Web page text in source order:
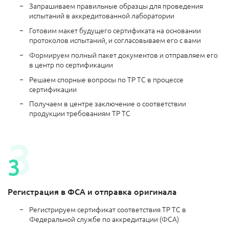
Запрашиваем правильные образцы для проведения
испытаний в аккредитованной лаборатории
Готовим макет будущего сертификата на основании
протоколов испытаний, и согласовываем его с вами
Формируем полный пакет документов и отправляем его
в центр по сертификации
Решаем спорные вопросы по ТР ТС в процессе
сертификации
Получаем в центре заключение о соответствии
продукции требованиям ТР ТС
Регистрация в ФСА и отправка оригинала
Регистрируем сертификат соответствия ТР ТС в
Федеральной службе по аккредитации (ФСА)